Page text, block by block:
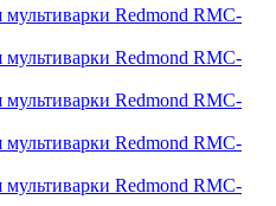
мультиварки Redmond RMC-
мультиварки Redmond RMC-
мультиварки Redmond RMC-
мультиварки Redmond RMC-
мультиварки Redmond RMC-